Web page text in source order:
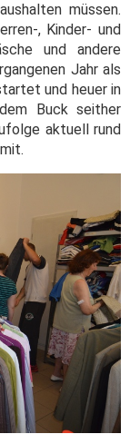
müssen.
, Kinder- und
und andere
Jahr als
und heuer in
Buck seither
aktuell rund